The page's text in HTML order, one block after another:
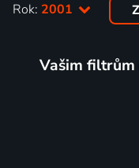
Rok: 2001
Vašim filtrům